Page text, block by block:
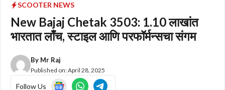
SCOOTER NEWS
New Bajaj Chetak 3503: 1.10 लाखांत
भारतात लाँच, स्टाइल आणि परफॉर्मन्सचा संगम
By Mr Raj
Published on:April 28, 2025
Follow Us